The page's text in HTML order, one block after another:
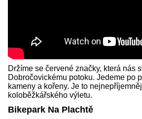
Držíme se červené značky, která nás
Dobročovickému potoku. Jedeme po
kameny a kořeny. Je to
koloběžkářského výletu.
Bikepark Na Plachtě